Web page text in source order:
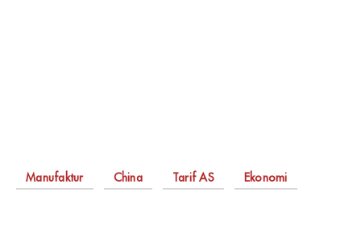
Manufaktur China Tarif AS Ekonomi